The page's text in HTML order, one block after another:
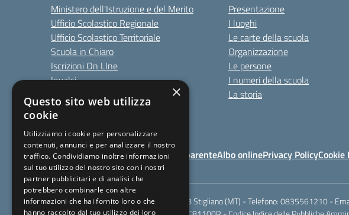
Ministero dell'Istruzione e del Merito
Ufficio Scolastico Regionale
Ufficio Scolastico Territoriale
Scuola in Chiaro
Iscrizioni On LIne
Invalsi
Comune
Presentazione
I luoghi
Le carte della scuola
Organizzazione
Le persone
I numeri della scuola
La storia
Note LegaliAmministrazione TrasparenteAlbo onlinePrivacy PolicyCookie
Via Berardi,9 - 75018 Stigliano (MT) - Telefono:0835561210-
×
Questo sito web utilizza
cookie
Utilizziamo i cookie per personalizzare
contenuti, annunci e per analizzare il nostro
traffico. Condividiamo inoltre informazioni
sul tuo utilizzo del nostro sito con i nostri
partner pubblicitari e di analisi che
potrebbero combinarle con altre
informazioni che hai fornito loro o che
hanno raccolto dal tuo utilizzo dei loro